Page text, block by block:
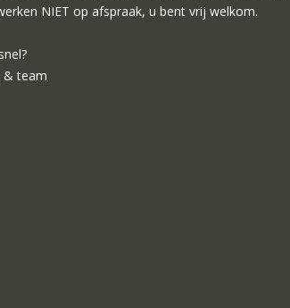
NIET op afspraak, u bent vrij welkom.
& team